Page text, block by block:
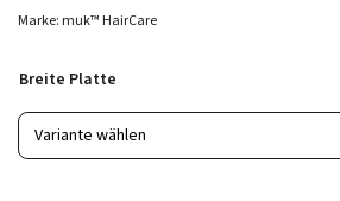
Marke: muk™ HairCare
Breite Platte